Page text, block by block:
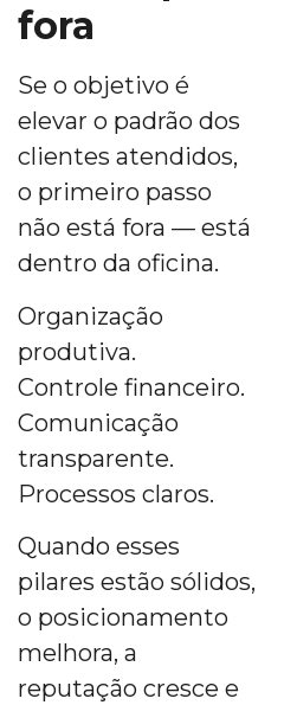
fora
Se o objetivo é
elevar o padrão dos
clientes atendidos,
o primeiro passo
não está fora — está
dentro da oficina.
Organização
produtiva.
Controle financeiro.
Comunicação
transparente.
Processos claros.
Quando esses
pilares estão sólidos,
o posicionamento
melhora, a
reputação cresce e